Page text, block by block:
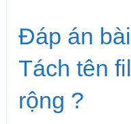
Đáp án
Tách tên
rộng ?